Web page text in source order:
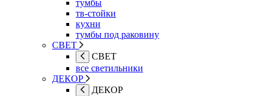
тумбы
тв-стойки
кухни
тумбы под раковину
СВЕТ
СВЕТ
все светильники
ДЕКОР
ДЕКОР